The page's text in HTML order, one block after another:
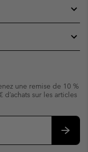
une remise de 10 %
sur les articles